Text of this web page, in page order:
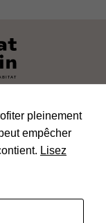
pleinement
empêcher
Lisez
de
dont
notre
vous